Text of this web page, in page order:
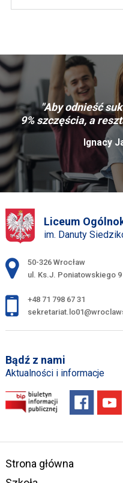
"Aby odnieść
9% szczęścia, a
Ignacy
Liceum
im. Danuty
Adres pocztowy:
50-326 Wrocław
ul. Ks.J. Poniatowskiego 9
+48 71 798 67 31
Bądź z nami
Aktualności i informacje
Strona główna